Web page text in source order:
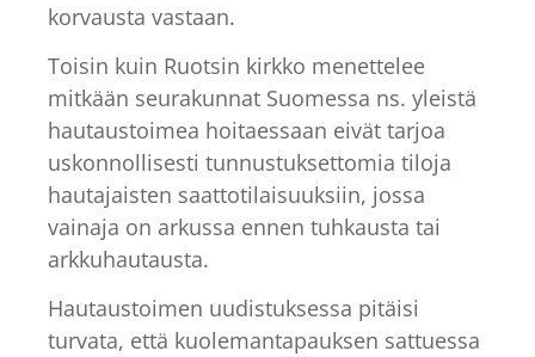
korvausta vastaan.
Toisin kuin Ruotsin kirkko menettelee
mitkään seurakunnat Suomessa ns. yleistä
hautaustoimea hoitaessaan eivät tarjoa
uskonnollisesti tunnustuksettomia tiloja
hautajaisten saattotilaisuuksiin, jossa
vainaja on arkussa ennen tuhkausta tai
arkkuhautausta.
Hautaustoimen uudistuksessa pitäisi
turvata, että kuolemantapauksen sattuessa